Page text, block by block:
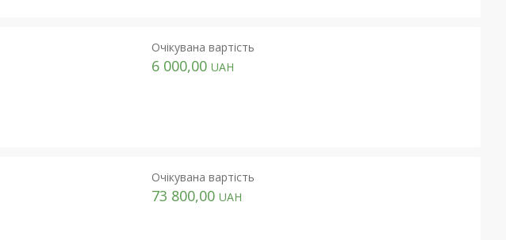
Очікувана вартість
6 000,00 UAH
Очікувана вартість
73 800,00 UAH